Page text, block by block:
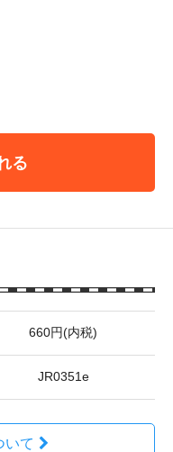
る
660円(内税)
JR0351e
いて